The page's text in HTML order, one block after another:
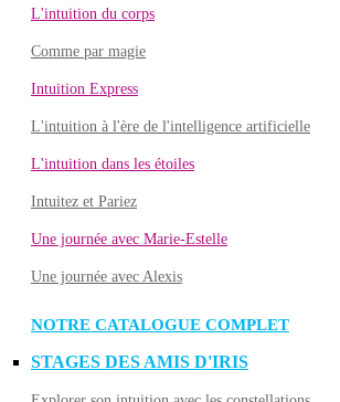
L'intuition du corps
Comme par magie
Intuition Express
L'intuition à l'ère de l'intelligence artificielle
L'intuition dans les étoiles
Intuitez et Pariez
Une journée avec Marie-Estelle
Une journée avec Alexis
NOTRE CATALOGUE COMPLET
STAGES DES AMIS D'IRIS